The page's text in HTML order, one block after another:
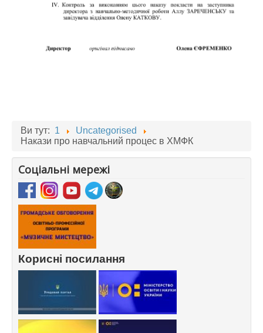
Ви тут: 1
Uncategorised
Накази про навчальний процес в ХМФК
Соціальні мережі
Корисні посилання